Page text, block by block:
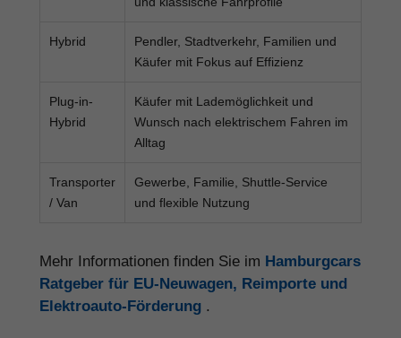
Hybrid
Pendler, Stadtverkehr, Familien und
Käufer mit Fokus auf Effizienz
Plug-in-
Hybrid
Käufer mit Lademöglichkeit und
Wunsch nach elektrischem Fahren im
Alltag
Transporter
/ Van
Gewerbe, Familie, Shuttle-Service
und flexible Nutzung
Mehr Informationen finden Sie im Hamburgcars
Ratgeber für EU-Neuwagen, Reimporte und
Elektroauto-Förderung .